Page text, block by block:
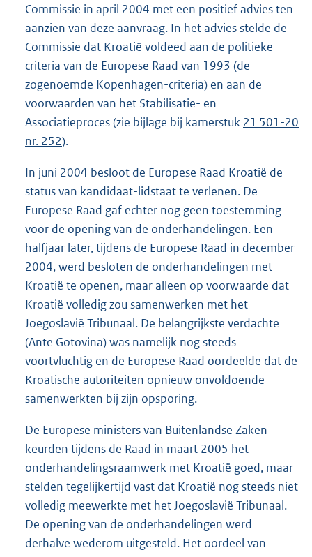
Commissie in april 2004 met een positief advies ten
aanzien van deze aanvraag. In het advies stelde de
Commissie dat Kroatië voldeed aan de politieke
criteria van de Europese Raad van 1993 (de
zogenoemde Kopenhagen-criteria) en aan de
voorwaarden van het Stabilisatie- en
Associatieproces (zie bijlage bij kamerstuk 21 501-20
nr. 252).
In juni 2004 besloot de Europese Raad Kroatië de
status van kandidaat-lidstaat te verlenen. De
Europese Raad gaf echter nog geen toestemming
voor de opening van de onderhandelingen. Een
halfjaar later, tijdens de Europese Raad in december
2004, werd besloten de onderhandelingen met
Kroatië te openen, maar alleen op voorwaarde dat
Kroatië volledig zou samenwerken met het
Joegoslavië Tribunaal. De belangrijkste verdachte
(Ante Gotovina) was namelijk nog steeds
voortvluchtig en de Europese Raad oordeelde dat de
Kroatische autoriteiten opnieuw onvoldoende
samenwerkten bij zijn opsporing.
De Europese ministers van Buitenlandse Zaken
keurden tijdens de Raad in maart 2005 het
onderhandelingsraamwerk met Kroatië goed, maar
stelden tegelijkertijd vast dat Kroatië nog steeds niet
volledig meewerkte met het Joegoslavië Tribunaal.
De opening van de onderhandelingen werd
derhalve wederom uitgesteld. Het oordeel van